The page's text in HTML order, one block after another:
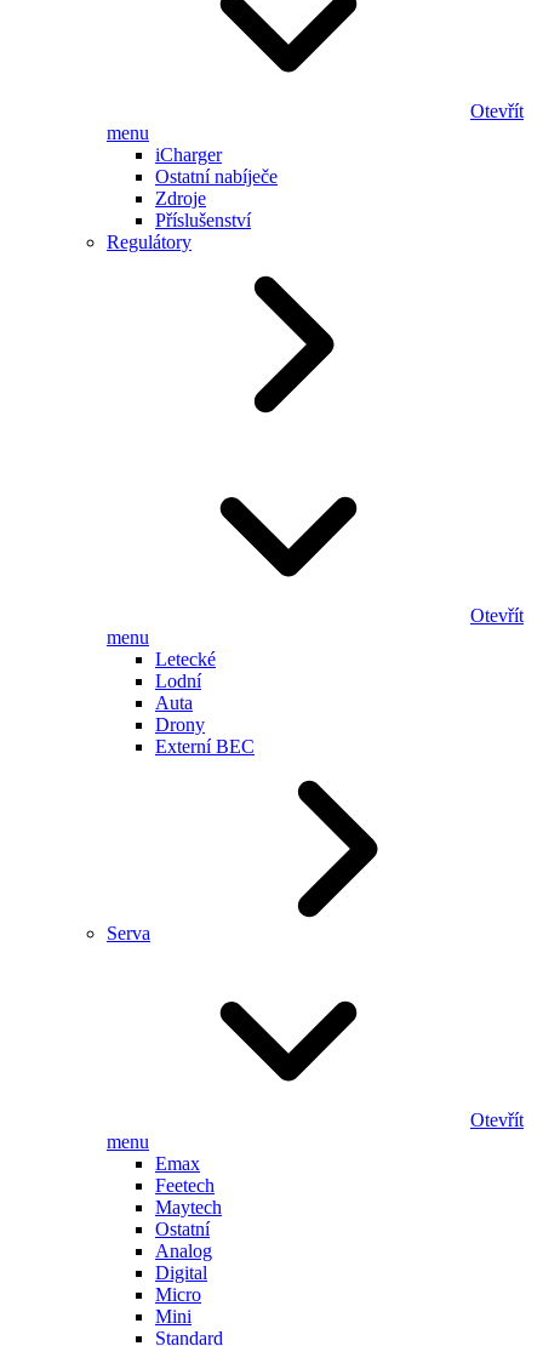
Otevřít
menu
iCharger
Ostatní nabíječe
Zdroje
Příslušenství
Regulátory
Otevřít
menu
Letecké
Lodní
Auta
Drony
Externí BEC
Serva
Otevřít
menu
Emax
Feetech
Maytech
Ostatní
Analog
Digital
Micro
Mini
Standard